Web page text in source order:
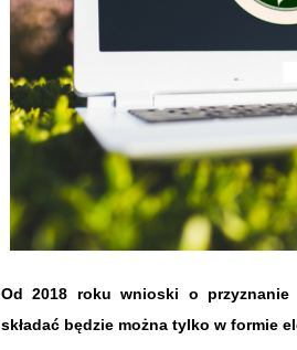
Od 2018 roku wnioski o przyznanie
składać będzie można tylko w formie